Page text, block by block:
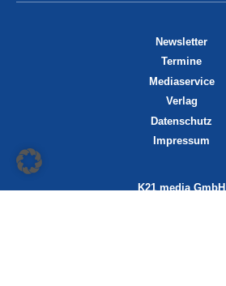
Newsletter
Termine
Mediaservice
Verlag
Datenschutz
Impressum
K21 media GmbH